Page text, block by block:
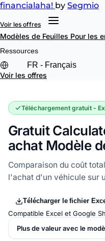
financialaha! by Segmio
Voir les offres
Modèles de Feuilles Pour les
Ressources
Voir les offres
Téléchargement gratuit -
Gratuit
achat Modèle
Comparaison du coût
l'achat d'un véhicule sur
Télécharger le fichier
Compatible Excel et Google
Plus de valeur avec le